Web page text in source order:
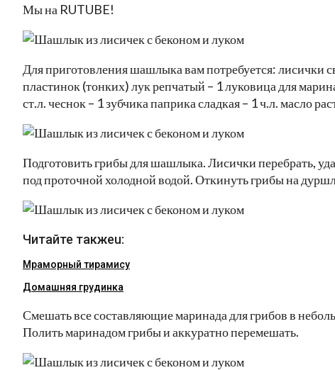
Мы на RUTUBE!
Для приготовления шашлыка вам потребуется: лисички
пластинок (тонких) лук репчатый – 1 луковица для
ст.л. чеснок – 1 зубчика паприка сладкая – 1 ч.л. масло
Подготовить грибы для шашлыка. Лисички перебрать,
под проточной холодной водой. Откинуть грибы на
Читайте такжеu:
Мраморный тирамису
Домашняя грудинка
Смешать все составляющие маринада для грибов в
Полить маринадом грибы и аккуратно перемешать.